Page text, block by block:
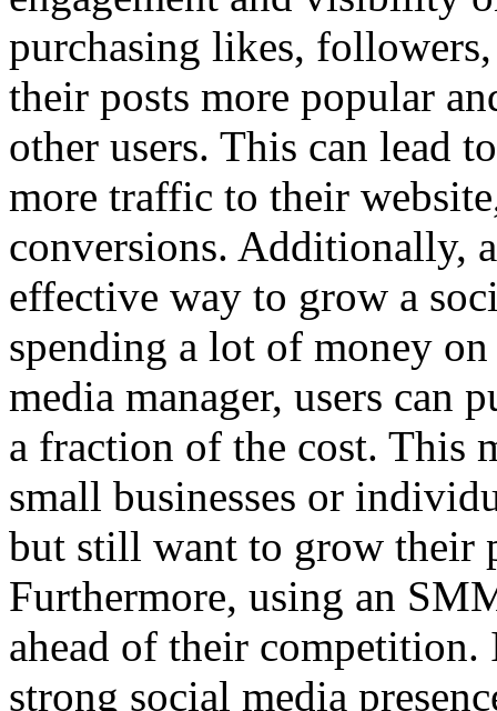
purchasing likes, followers,
their posts more popular
other users. This can lead
more traffic to their
conversions. Additionally,
effective way to grow a
spending a lot of money
media manager, users can
a fraction of the cost. This
small businesses or
but still want to grow their
Furthermore, using an
ahead of their competition.
strong social media